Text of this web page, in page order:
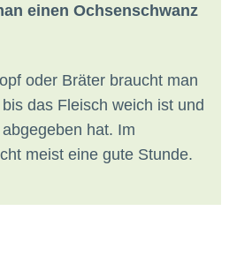
einen Ochsenschwanz
oder Bräter braucht man
das Fleisch weich ist und
hat. Im
meist eine gute Stunde.